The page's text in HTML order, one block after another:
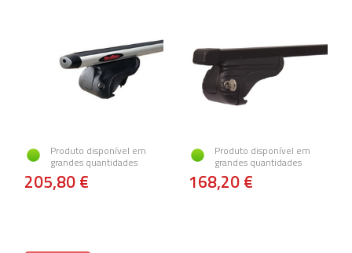
Produto disponível em
grandes quantidades
205,80 €
Produto disponível em
grandes quantidades
168,20 €